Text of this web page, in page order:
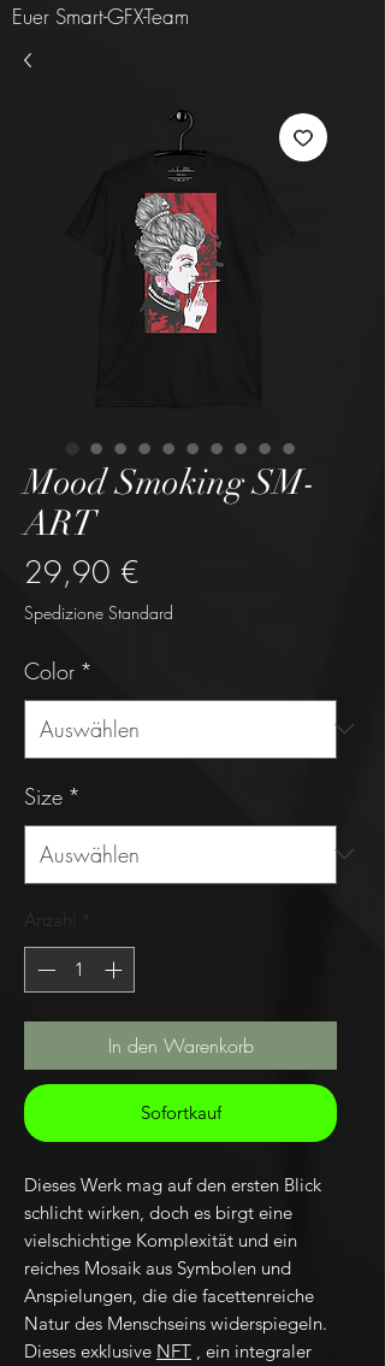
Euer Smart-GFX-Team
Mood Smoking SM-
ART
29,90 €
Spedizione Standard
Color *
Size *
In den Warenkorb
Sofortkauf
Dieses Werk mag auf den ersten Blick
schlicht wirken, doch es birgt eine
vielschichtige Komplexität und ein
reiches Mosaik aus Symbolen und
Anspielungen, die die facettenreiche
Natur des Menschseins widerspiegeln.
Dieses exklusive NFT , ein integraler